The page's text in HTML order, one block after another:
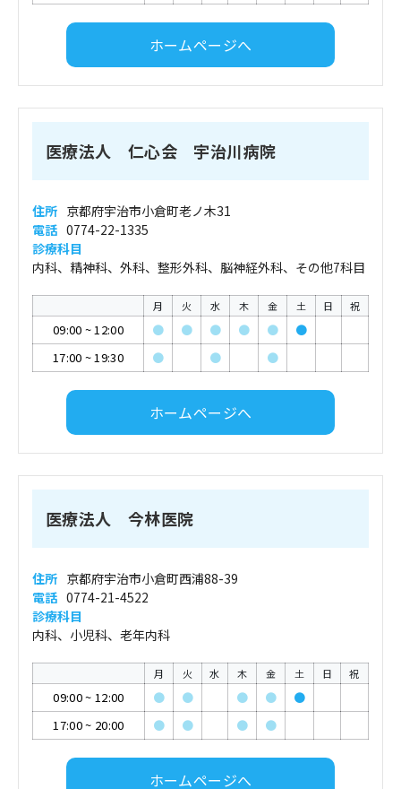
ホームページへ
医療法人 仁心会 宇治川病院
住所 京都府宇治市小倉町老ノ木31
電話 0774-22-1335
診療科目
内科、精神科、外科、整形外科、脳神経外科、その他7科目
月 火 水 木 金 土 日 祝
09:00 ~12:00 ● ● ● ● ●
●
17:00 ~19:30 ● ● ●
ホームページへ
医療法人 今林医院
住所 京都府宇治市小倉町西浦88-39
電話 0774-21-4522
診療科目
内科、小児科、老年内科
月 火 水 木 金 土 日 祝
09:00~ 12:00 ● ● ● ●
●
17:00~ 20:00 ● ● ● ●
ホームページへ